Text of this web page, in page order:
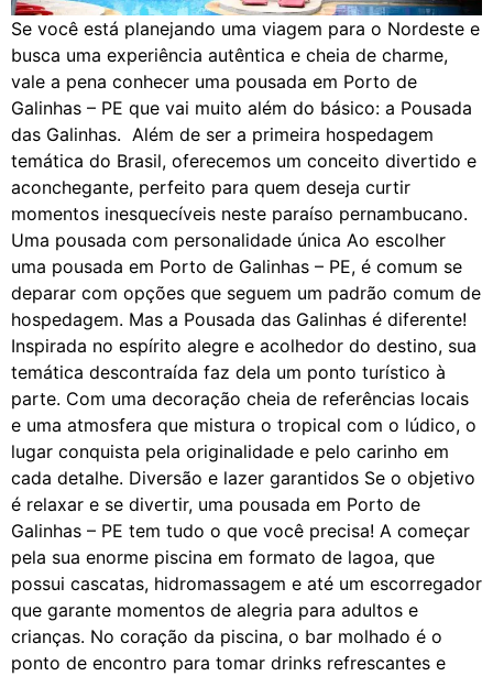
Se você está planejando uma viagem para o Nordeste e
busca uma experiência autêntica e cheia de charme,
vale a pena conhecer uma pousada em Porto de
Galinhas – PE que vai muito além do básico: a Pousada
das Galinhas. Além de ser a primeira hospedagem
temática do Brasil, oferecemos um conceito divertido e
aconchegante, perfeito para quem deseja curtir
momentos inesquecíveis neste paraíso pernambucano.
Uma pousada com personalidade única Ao escolher
uma pousada em Porto de Galinhas – PE, é comum se
deparar com opções que seguem um padrão comum de
hospedagem. Mas a Pousada das Galinhas é diferente!
Inspirada no espírito alegre e acolhedor do destino, sua
temática descontraída faz dela um ponto turístico à
parte. Com uma decoração cheia de referências locais
e uma atmosfera que mistura o tropical com o lúdico, o
lugar conquista pela originalidade e pelo carinho em
cada detalhe. Diversão e lazer garantidos Se o objetivo
é relaxar e se divertir, uma pousada em Porto de
Galinhas – PE tem tudo o que você precisa! A começar
pela sua enorme piscina em formato de lagoa, que
possui cascatas, hidromassagem e até um escorregador
que garante momentos de alegria para adultos e
crianças. No coração da piscina, o bar molhado é o
ponto de encontro para tomar drinks refrescantes e